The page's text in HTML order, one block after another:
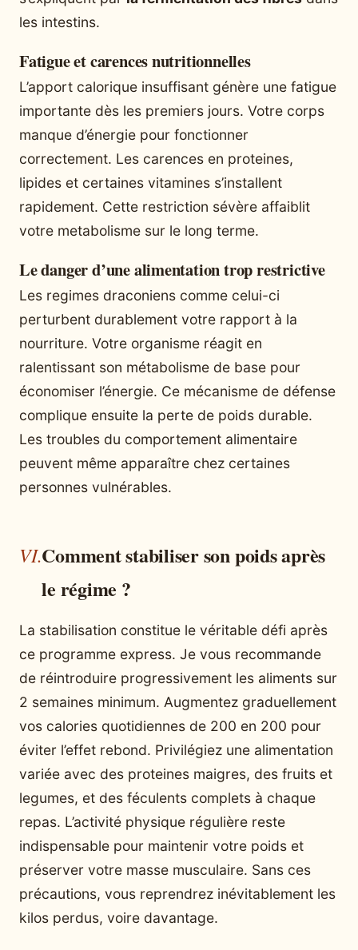
les intestins.
Fatigue et carences nutritionnelles
L’apport calorique insuffisant génère une fatigue
importante dès les premiers jours. Votre corps
manque d’énergie pour fonctionner
correctement. Les carences en proteines,
lipides et certaines vitamines s’installent
rapidement. Cette restriction sévère affaiblit
votre metabolisme sur le long terme.
Le danger d’une alimentation trop restrictive
Les regimes draconiens comme celui-ci
perturbent durablement votre rapport à la
nourriture. Votre organisme réagit en
ralentissant son métabolisme de base pour
économiser l’énergie. Ce mécanisme de défense
complique ensuite la perte de poids durable.
Les troubles du comportement alimentaire
peuvent même apparaître chez certaines
personnes vulnérables.
Comment stabiliser son poids après
le régime ?
La stabilisation constitue le véritable défi après
ce programme express. Je vous recommande
de réintroduire progressivement les aliments sur
2 semaines minimum. Augmentez graduellement
vos calories quotidiennes de 200 en 200 pour
éviter l’effet rebond. Privilégiez une alimentation
variée avec des proteines maigres, des fruits et
legumes, et des féculents complets à chaque
repas. L’activité physique régulière reste
indispensable pour maintenir votre poids et
préserver votre masse musculaire. Sans ces
précautions, vous reprendrez inévitablement les
kilos perdus, voire davantage.